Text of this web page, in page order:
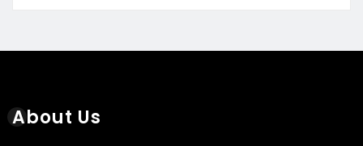
About Us